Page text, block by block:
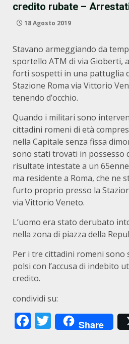
credito rubate –
18 Agosto 2019
Stavano armeggiando da
sportello ATM di via Gioberti,
forti sospetti in una pattuglia
Stazione Roma via Vittorio
tenendo d’occhio.
Quando i militari sono
cittadini romeni di età
nella Capitale senza fissa
sono stati trovati in possesso
risultate intestate a un
ma residente a Roma, che ne
furto proprio presso la
via Vittorio Veneto.
L’uomo era stato derubato
nella zona di piazza della
Per i tre cittadini romeni sono
polsi con l’accusa di indebito
credito.
condividi su:
Facebook
Twitter
Share